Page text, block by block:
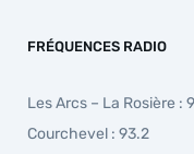
FRÉQUENCES RADIO
Les Arcs – La Rosière :
Courchevel : 93.2